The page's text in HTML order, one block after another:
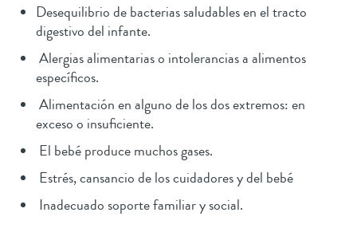
Desequilibrio de bacterias saludables en el tracto
digestivo del infante.
Alergias alimentarias o intolerancias a alimentos
específicos.
Alimentación en alguno de los dos extremos: en
exceso o insuficiente.
El bebé produce muchos gases.
Estrés, cansancio de los cuidadores y del bebé
Inadecuado soporte familiar y social.